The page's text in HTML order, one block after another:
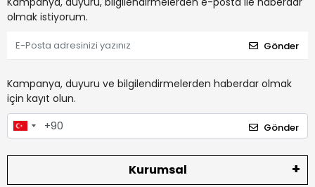
olmak istiyorum.
Gönder
Kampanya, duyuru ve bilgilendirmelerden haberdar olmak
için kayıt olun.
Gönder
Kurumsal